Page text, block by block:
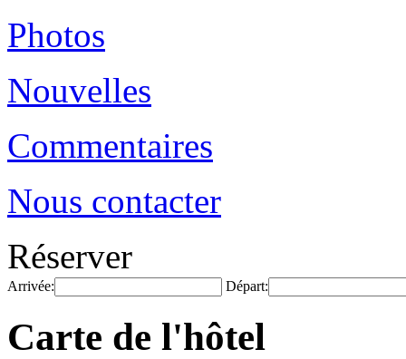
Photos
Nouvelles
Commentaires
Nous contacter
Réserver
Arrivée: Départ:
Carte de l'hôtel